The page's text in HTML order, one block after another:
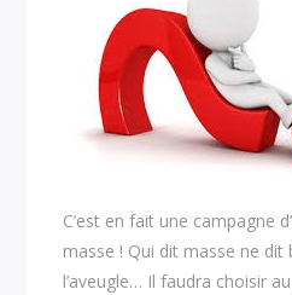
C’est en fait une campagne
masse ! Qui dit masse ne
l’aveugle… Il faudra choisir